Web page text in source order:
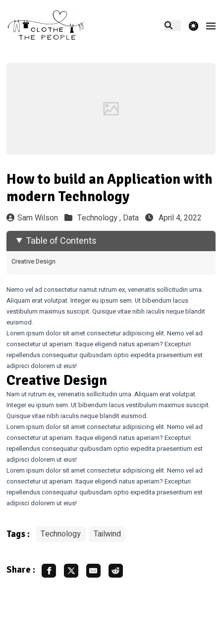
theme switcher
How to build an Application with
modern Technology
Sam Wilson Technology , Data April 4, 2022
Table of Contents
Creative Design
Nemo vel ad consectetur namut rutrum ex, venenatis sollicitudin urna.
Aliquam erat volutpat. Integer eu ipsum sem. Ut bibendum lacus
vestibulum maximus suscipit. Quisque vitae nibh iaculis neque blandit
euismod.
Lorem ipsum dolor sit amet consectetur adipisicing elit. Nemo vel ad
consectetur ut aperiam. Itaque eligendi natus aperiam? Excepturi
repellendus consequatur quibusdam optio expedita praesentium est
adipisci dolorem ut eius!
Creative Design
Nam ut rutrum ex, venenatis sollicitudin urna. Aliquam erat volutpat.
Integer eu ipsum sem. Ut bibendum lacus vestibulum maximus suscipit.
Quisque vitae nibh iaculis neque blandit euismod.
Lorem ipsum dolor sit amet consectetur adipisicing elit. Nemo vel ad
consectetur ut aperiam. Itaque eligendi natus aperiam? Excepturi
repellendus consequatur quibusdam optio expedita praesentium est
adipisci dolorem ut eius!
Lorem ipsum dolor sit amet consectetur adipisicing elit. Nemo vel ad
consectetur ut aperiam. Itaque eligendi natus aperiam? Excepturi
repellendus consequatur quibusdam optio expedita praesentium est
adipisci dolorem ut eius!
Tags : Technology Tailwind
Share :